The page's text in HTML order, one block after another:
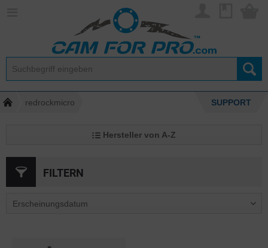
redrockmicro SUPPORT
Hersteller von A-Z
FILTERN